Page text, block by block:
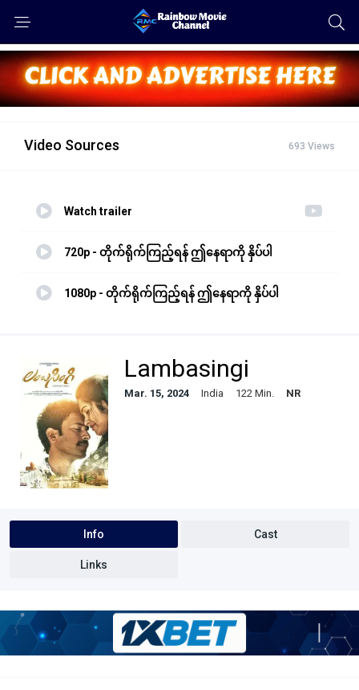
Video Sources 693 Views
Watch trailer
720p - တိုက်ရိုက်ကြည့်ရန် ဤနေရာကို နှိပ်ပါ
1080p - တိုက်ရိုက်ကြည့်ရန် ဤနေရာကို နှိပ်ပါ
Lambasingi
Mar. 15, 2024 India 122 Min. NR
Info Cast
Links